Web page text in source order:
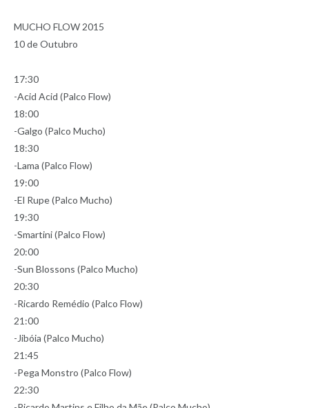
MUCHO FLOW 2015
10 de Outubro
17:30
-Acid Acid (Palco Flow)
18:00
-Galgo (Palco Mucho)
18:30
-Lama (Palco Flow)
19:00
-El Rupe (Palco Mucho)
19:30
-Smartini (Palco Flow)
20:00
-Sun Blossons (Palco Mucho)
20:30
-Ricardo Remédio (Palco Flow)
21:00
-Jibóia (Palco Mucho)
21:45
-Pega Monstro (Palco Flow)
22:30